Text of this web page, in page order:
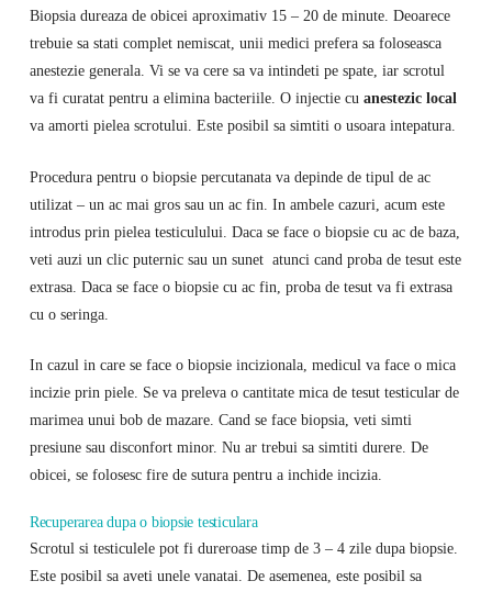
Biopsia dureaza de obicei aproximativ 15 – 20 de minute. Deoarece
trebuie sa stati complet nemiscat, unii medici prefera sa foloseasca
anestezie generala. Vi se va cere sa va intindeti pe spate, iar scrotul
va fi curatat pentru a elimina bacteriile. O injectie cu anestezic local
va amorti pielea scrotului. Este posibil sa simtiti o usoara intepatura.
Procedura pentru o biopsie percutanata va depinde de tipul de ac
utilizat – un ac mai gros sau un ac fin. In ambele cazuri, acum este
introdus prin pielea testiculului. Daca se face o biopsie cu ac de baza,
veti auzi un clic puternic sau un sunet atunci cand proba de tesut este
extrasa. Daca se face o biopsie cu ac fin, proba de tesut va fi extrasa
cu o seringa.
In cazul in care se face o biopsie incizionala, medicul va face o mica
incizie prin piele. Se va preleva o cantitate mica de tesut testicular de
marimea unui bob de mazare. Cand se face biopsia, veti simti
presiune sau disconfort minor. Nu ar trebui sa simtiti durere. De
obicei, se folosesc fire de sutura pentru a inchide incizia.
Recuperarea dupa o biopsie testiculara
Scrotul si testiculele pot fi dureroase timp de 3 – 4 zile dupa biopsie.
Este posibil sa aveti unele vanatai. De asemenea, este posibil sa